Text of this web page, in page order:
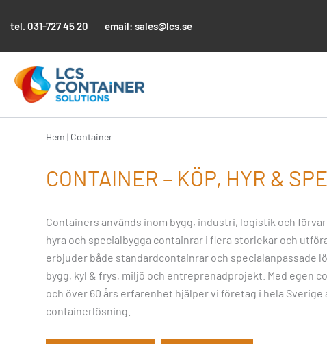
tilltel. 031-727 45 20 email: sales@lcs.se
Hem | Container
CONTAINER – KÖP, HYR &
Containers används inom bygg, industri, logistik och
hyra och specialbygga containrar i flera storlekar och
erbjuder både standardcontainrar och specialanpassade
bygg, kyl & frys, miljö och entreprenadprojekt. Med egen
och över 60 års erfarenhet hjälper vi företag i hela
containerlösning.